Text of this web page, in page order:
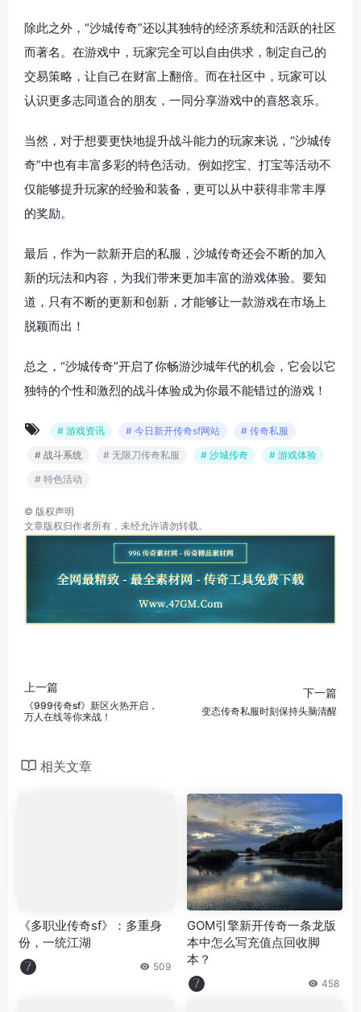
除此之外，“沙城传奇”还以其独特的经济系统和活跃的社区
而著名。在游戏中，玩家完全可以自由供求，制定自己的
交易策略，让自己在财富上翻倍。而在社区中，玩家可以
认识更多志同道合的朋友，一同分享游戏中的喜怒哀乐。
当然，对于想要更快地提升战斗能力的玩家来说，“沙城传
奇”中也有丰富多彩的特色活动。例如挖宝、打宝等活动不
仅能够提升玩家的经验和装备，更可以从中获得非常丰厚
的奖励。
最后，作为一款新开启的私服，沙城传奇还会不断的加入
新的玩法和内容，为我们带来更加丰富的游戏体验。要知
道，只有不断的更新和创新，才能够让一款游戏在市场上
脱颖而出！
总之，“沙城传奇”开启了你畅游沙城年代的机会，它会以它
独特的个性和激烈的战斗体验成为你最不能错过的游戏！
# 游戏资讯 # 今日新开传奇sf网站
# 传奇私服
# 战斗系统
# 无限刀传奇私服 # 沙城传奇
# 游戏体验
# 特色活动
© 版权声明
文章版权归作者所有，未经允许请勿转载。
上一篇
《999传奇sf》新区火热开启，
万人在线等你来战！
下一篇
变态传奇私服时刻保持头脑清醒
相关文章
《多职业传奇sf》：多重身
份，一统江湖
509
GOM引擎新开传奇一条龙版
本中怎么写充值点回收脚
本？
458